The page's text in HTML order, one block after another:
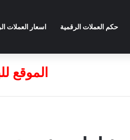
حكم العملات الرقمية اسعار العملات
الموقع